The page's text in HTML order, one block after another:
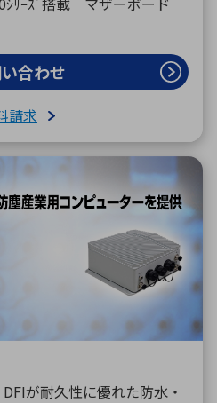
合わせ
請求
が耐久性に優れた防水・